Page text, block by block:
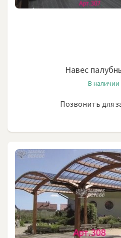
Навес
В наличии
Позвонить для